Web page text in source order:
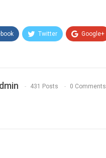
Twitter Google+
431 Posts 0 Comments